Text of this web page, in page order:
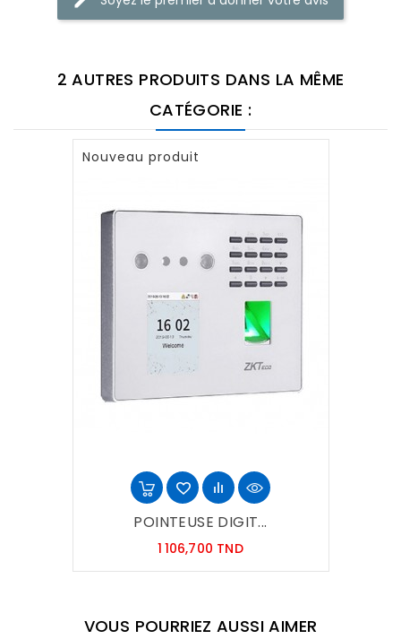
2 AUTRES PRODUITS DANS LA MÊME
CATÉGORIE :
Nouveau produit
POINTEUSE DIGIT...
1 106,700 TNDPrix
VOUS POURRIEZ AUSSI AIMER